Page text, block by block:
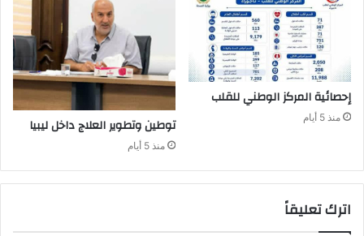
إحصائية‭ ‬المركز‭ ‬الوطني‭ ‬للقلب
منذ 5 أيام توطين‭ ‬وتطوير‭ ‬العلاج‭ ‬داخل‭ ‬ليبيا‭ ‬
منذ 5 أيام
اترك تعليقاً